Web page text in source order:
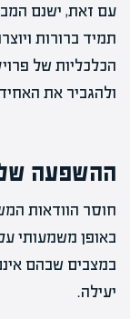
עם זאת, ישנם
תמיד ברורות
הכלכליות של
ולהגביר את
ההשפעה של
חוסר הוודאות
באופן משמעותי
במצבים שבהם
יעילה.